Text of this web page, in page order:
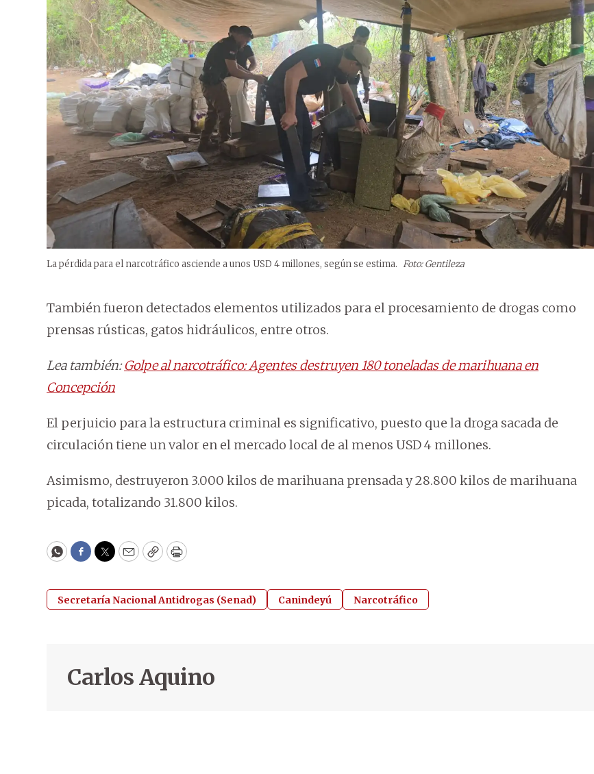
La pérdida para el narcotráfico asciende a unos USD 4 millones, según se estima. Foto: Gentileza
También fueron detectados elementos utilizados para el procesamiento de drogas como
prensas rústicas, gatos hidráulicos, entre otros.
Lea también:Golpe al narcotráfico: Agentes destruyen 180 toneladas de marihuana en
Concepción
El perjuicio para la estructura criminal es significativo, puesto que la droga sacada de
circulación tiene un valor en el mercado local de al menos USD 4 millones.
Asimismo, destruyeron 3.000 kilos de marihuana prensada y 28.800 kilos de marihuana
picada, totalizando 31.800 kilos.
WhatsApp
Facebook
Twitter
EmailCopyPrint
Secretaría Nacional Antidrogas (Senad) Canindeyú Narcotráfico
Carlos Aquino